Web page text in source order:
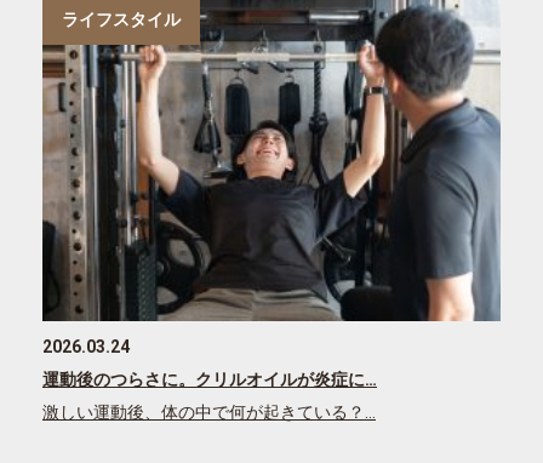
ライフスタイル
2026.03.24
運動後のつらさに。クリルオイルが炎症に…
激しい運動後、体の中で何が起きている？…